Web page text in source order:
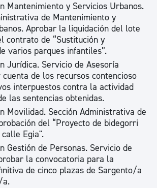
Mantenimiento y Servicios Urbanos.
de Mantenimiento y
Aprobar la liquidación del lote
contrato de “Sustitución y
varios parques infantiles”.
Jurídica. Servicio de Asesoría
de los recursos contencioso
interpuestos contra la actividad
las sentencias obtenidas.
Movilidad. Sección Administrativa de
del “Proyecto de bidegorri
Egia".
Gestión de Personas. Servicio de
la convocatoria para la
de cinco plazas de Sargento/a
a.